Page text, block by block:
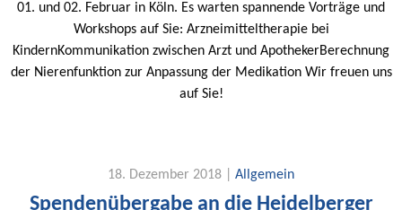
01. und 02. Februar in Köln. Es warten spannende Vorträge und
Workshops auf Sie: Arzneimitteltherapie bei
KindernKommunikation zwischen Arzt und ApothekerBerechnung
der Nierenfunktion zur Anpassung der Medikation Wir freuen uns
auf Sie!
18. Dezember 2018 | Allgemein
Spendenübergabe an die Heidelberger